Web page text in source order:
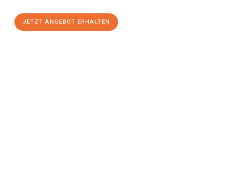
JETZT ANGEBOT ERHALTEN